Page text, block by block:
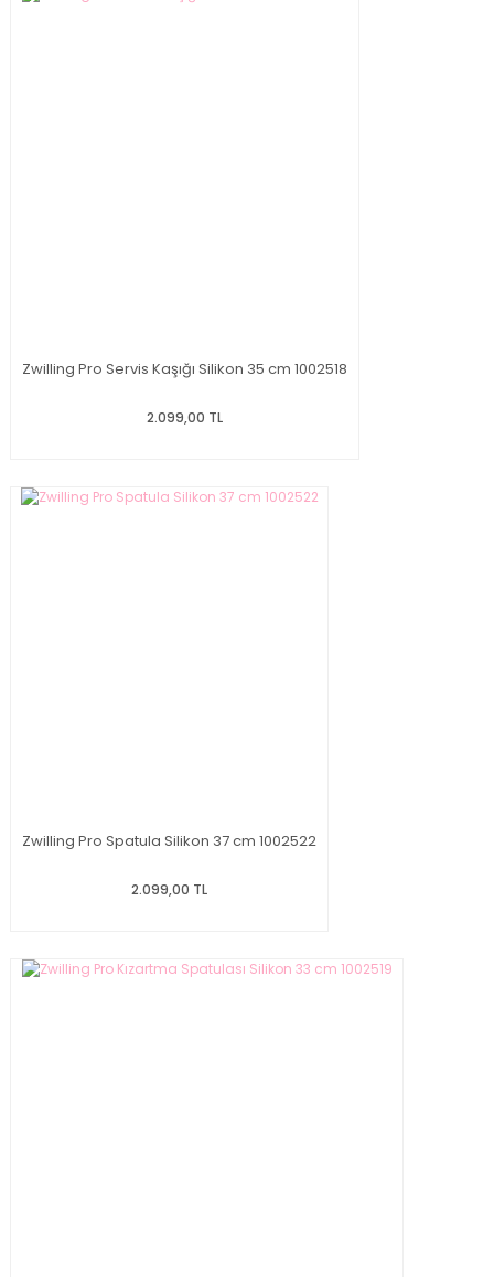
Zwilling Pro Servis Kaşığı Silikon 35 cm 1002518
2.099,00 TL
Zwilling Pro Spatula Silikon 37 cm 1002522
2.099,00 TL